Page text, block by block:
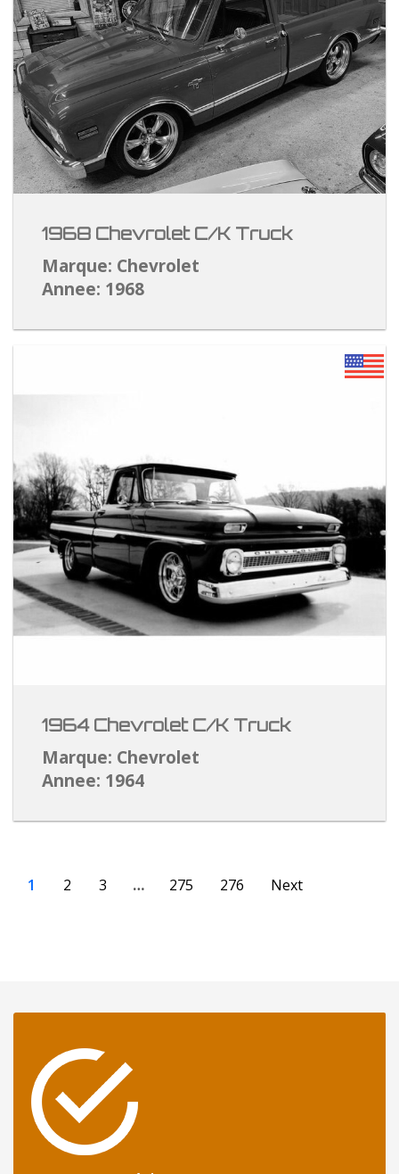
1968 Chevrolet C/K Truck
Marque: Chevrolet
Annee: 1968
1964 Chevrolet C/K Truck
Marque: Chevrolet
Annee: 1964
1 2 3 … 275 276 Next